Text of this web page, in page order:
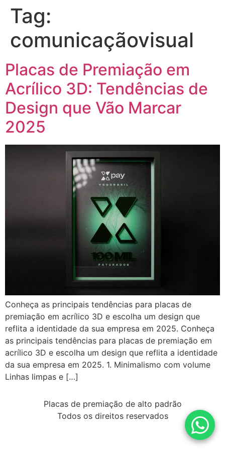
Tag:
comunicaçãovisual
Placas de Premiação em
Acrílico 3D: Tendências de
Design que Vão Marcar
2025
Conheça as principais tendências para placas de
premiação em acrílico 3D e escolha um design que
reflita a identidade da sua empresa em 2025. Conheça
as principais tendências para placas de premiação em
acrílico 3D e escolha um design que reflita a identidade
da sua empresa em 2025. 1. Minimalismo com volume
Linhas limpas e […]
Placas de premiação de alto padrão
Todos os direitos reservados